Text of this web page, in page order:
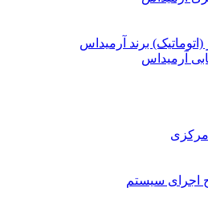
(اتوماتیک) برند آرمیداس
آرمیداس
اجرای سیستم